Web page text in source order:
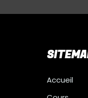
Accueil